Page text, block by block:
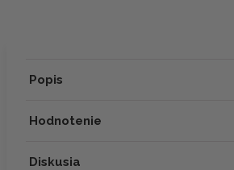
Popis
Hodnotenie
Diskusia